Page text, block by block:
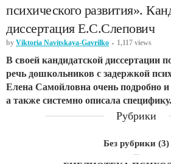
психического развития».
диссертация Е.С.Слепович
by Viktoria Navitskaya-Gavrilko 1,117 views
В своей кандидатской диссертации
речь дошкольников с задержкой
Елена Самойловна очень подробно
а также системно описала
Рубрики
Без рубрики (3)